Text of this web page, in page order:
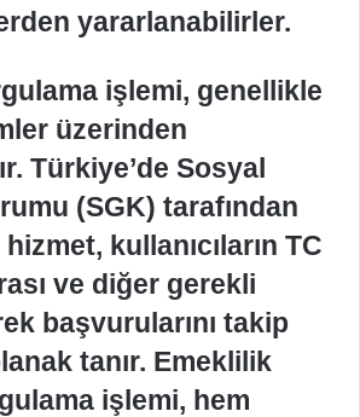
yararlanabilirler.
işlemi, genellikle
üzerinden
Türkiye’de Sosyal
(SGK) tarafından
kullanıcıların TC
ve diğer gerekli
başvurularını takip
tanır. Emeklilik
işlemi, hem